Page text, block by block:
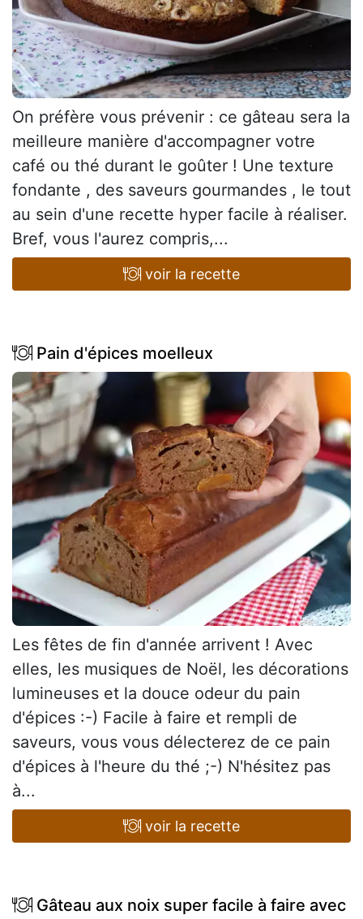
On préfère vous prévenir : ce gâteau sera la
meilleure manière d'accompagner votre
café ou thé durant le goûter ! Une texture
fondante , des saveurs gourmandes , le tout
au sein d'une recette hyper facile à réaliser.
Bref, vous l'aurez compris,...
voir la recette
Pain d'épices moelleux
Les fêtes de fin d'année arrivent ! Avec
elles, les musiques de Noël, les décorations
lumineuses et la douce odeur du pain
d'épices :-) Facile à faire et rempli de
saveurs, vous vous délecterez de ce pain
d'épices à l'heure du thé ;-) N'hésitez pas
à...
voir la recette
Gâteau aux noix super facile à faire avec